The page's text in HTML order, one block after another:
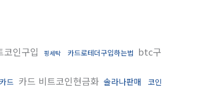
코인구입 핑세탁 카드로테더구입하는법 btc구
드 카드 비트코인현금화 솔라나판매
코인